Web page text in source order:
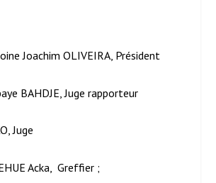
Joachim OLIVEIRA, Président
BAHDJE, Juge rapporteur
Juge
Acka, Greffier ;